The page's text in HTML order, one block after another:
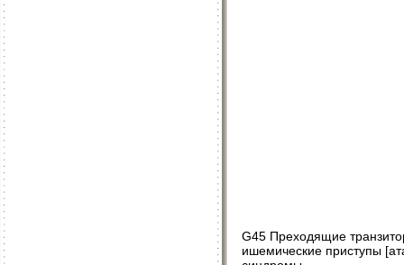
G45 Преходящие
ишемические приступы